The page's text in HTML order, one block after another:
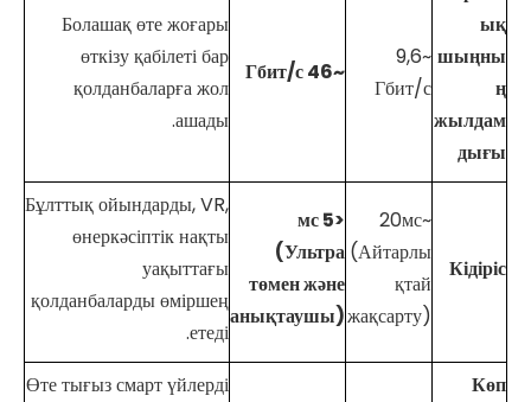
ық
шыңны
ң
жылдам
дығы
~9,6
Гбит/с
~46 Гбит/с
Болашақ өте жоғары
өткізу қабілеті бар
қолданбаларға жол
ашады.
Кідіріс
~20мс
(Айтарлы
қтай
жақсарту)
<5 мс
(Ультра
төмен және
анықтаушы)
Бұлттық ойындарды, VR,
өнеркәсіптік нақты
уақыттағы
қолданбаларды өміршең
етеді.
Көп
Өте тығыз смарт үйлерді